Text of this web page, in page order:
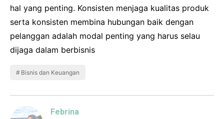
hal yang penting. Konsisten menjaga kualitas produk
serta konsisten membina hubungan baik dengan
pelanggan adalah modal penting yang harus selau
dijaga dalam berbisnis
Bisnis dan Keuangan
Febrina